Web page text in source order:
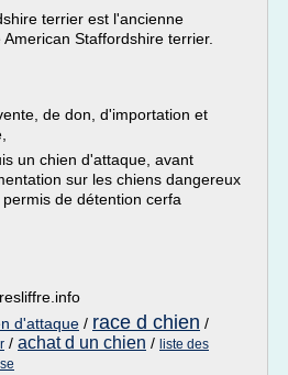
terrier est l'ancienne
Staffordshire terrier.
de don, d'importation et
un chien d'attaque, avant
sur les chiens dangereux
de détention cerfa
d'attaque / race d chien /
/ achat d un chien / liste des